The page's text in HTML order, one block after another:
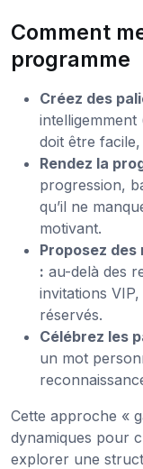
Comment
programme
Créez des
intelligemment
doit être
Rendez la
progression,
qu’il ne
motivant.
Proposez
: au-delà des
invitations
réservés.
Célébrez les
un mot
Cette approche «
dynamiques pour
explorer une